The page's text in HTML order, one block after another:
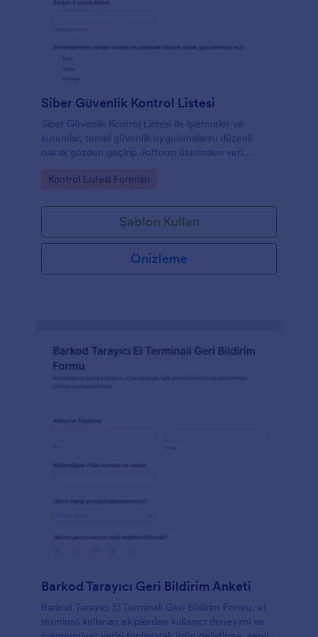
Siber Güvenlik Kontrol Listesi
Siber Güvenlik Kontrol Listesi ile işletmeler ve
kurumlar, temel güvenlik uygulamalarını düzenli
olarak gözden geçirip Jotform üzerinden veri
Go to Category:
Kontrol Listesi Formları
Şablon Kullan
Önizleme
Barkod Tarayıcı Geri Bildirim Anketi
Barkod Tarayıcı El Terminali Geri Bildirim Formu, el
terminali kullanan ekiplerden kullanıcı deneyimi ve